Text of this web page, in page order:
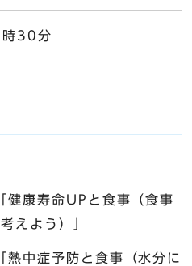
30分
康寿命UPと食事（食事
えよう）」
中症予防と食事（水分に